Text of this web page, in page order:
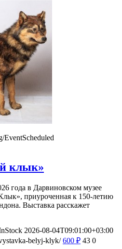
EventScheduled
клык»
года в Дарвиновском музее
приуроченная к 150-летию
Выставка расскажет
2026-08-04T09:01:00+03:00
belyj-klyk/ 600 ₽ 43 0